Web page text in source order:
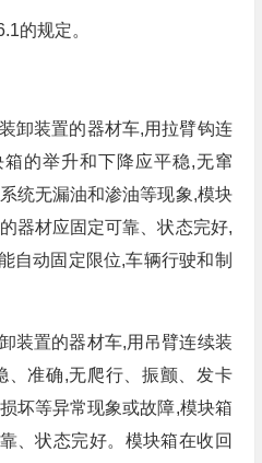
的规定。
卸装置的器材车,用拉臂钩连
的举升和下降应平稳,无窜
统无漏油和渗油等现象,模块
器材应固定可靠、状态完好,
自动固定限位,车辆行驶和制
装置的器材车,用吊臂连续装
、准确,无爬行、振颤、发卡
坏等异常现象或故障,模块箱
、状态完好。模块箱在收回